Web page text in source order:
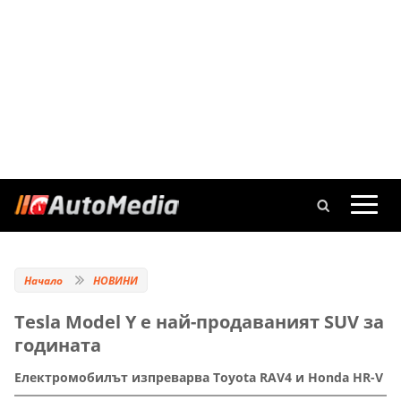
Начало НОВИНИ
Tesla Model Y е най-продаваният SUV за
годината
Електромобилът изпреварва Toyota RAV4 и Honda HR-V